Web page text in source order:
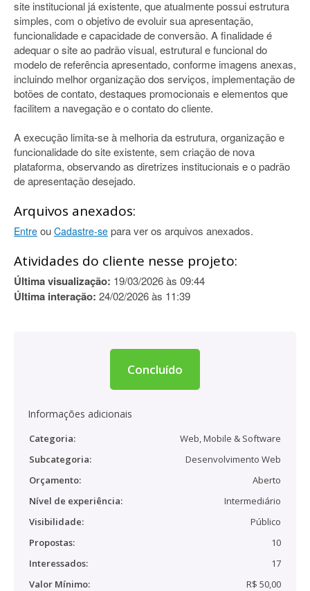
site institucional já existente, que atualmente possui estrutura
simples, com o objetivo de evoluir sua apresentação,
funcionalidade e capacidade de conversão. A finalidade é
adequar o site ao padrão visual, estrutural e funcional do
modelo de referência apresentado, conforme imagens anexas,
incluindo melhor organização dos serviços, implementação de
botões de contato, destaques promocionais e elementos que
facilitem a navegação e o contato do cliente.
A execução limita-se à melhoria da estrutura, organização e
funcionalidade do site existente, sem criação de nova
plataforma, observando as diretrizes institucionais e o padrão
de apresentação desejado.
Arquivos anexados:
Entre ou Cadastre-se para ver os arquivos anexados.
Atividades do cliente nesse projeto:
Última visualização: 19/03/2026 às 09:44
Última interação: 24/02/2026 às 11:39
Concluído
Informações adicionais
Categoria:
Web, Mobile & Software
Subcategoria:
Desenvolvimento Web
Orçamento:
Aberto
Nível de experiência:
Intermediário
Visibilidade:
Público
Propostas:
10
Interessados:
17
Valor Mínimo:
R$ 50,00